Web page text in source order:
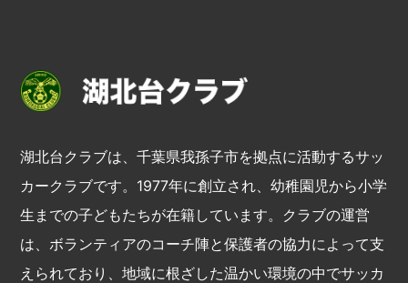
湖北台クラブは、千葉県我孫子市を拠点に活動するサッ
カークラブです。1977年に創立され、幼稚園児から小学
生までの子どもたちが在籍しています。クラブの運営
は、ボランティアのコーチ陣と保護者の協力によって支
えられており、地域に根ざした温かい環境の中でサッカ